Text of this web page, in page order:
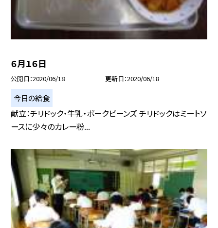
６月１６日
公開日 2020/06/18 更新日 2020/06/18
今日の給食
献立：チリドック・牛乳・ポークビーンズ チリドックはミートソ
ースに少々のカレー粉...